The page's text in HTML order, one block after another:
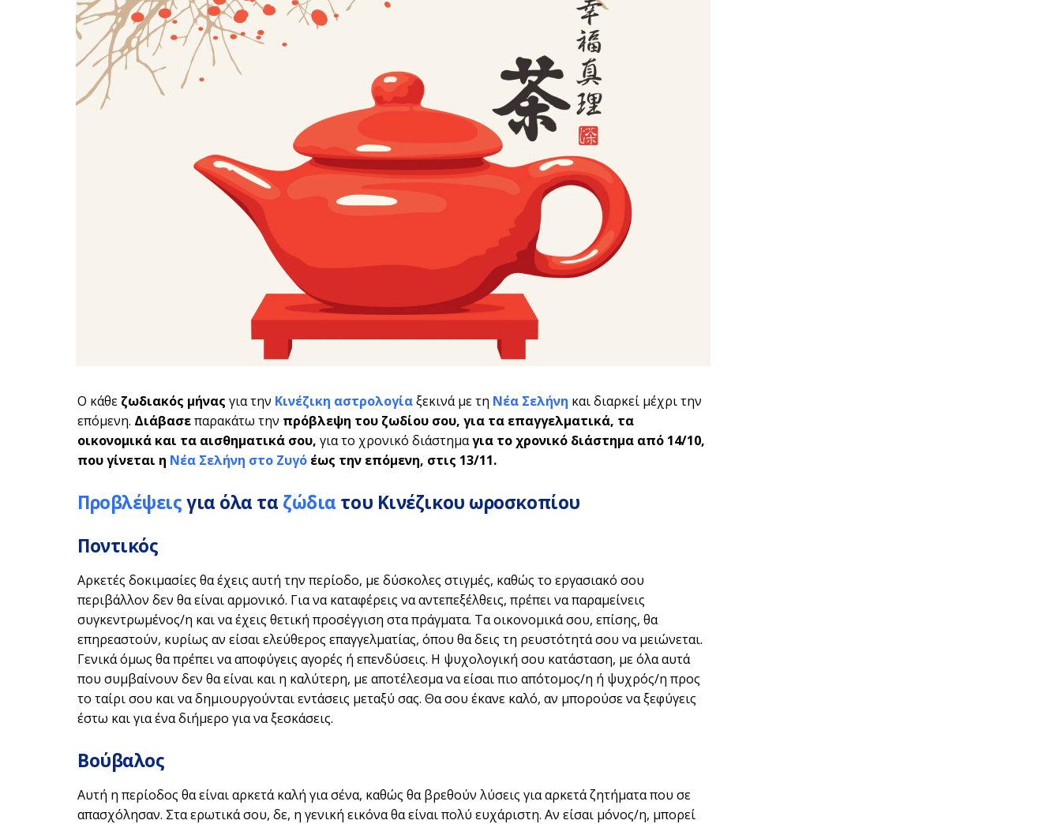
Ο κάθε ζωδιακός μήνας για την Κινέζικη αστρολογίαξεκινά με τη Νέα Σελήνη και διαρκεί μέχρι την
επόμενη. Διάβασεπαρακάτω την πρόβλεψη του ζωδίου σου, για τα επαγγελματικά, τα
οικονομικά και τα αισθηματικά σου, για το χρονικό διάστημαγια το χρονικό διάστημα από 14/10,
που γίνεται η Νέα Σελήνη στο Ζυγό έως την επόμενη, στις 13/11.
Προβλέψειςγια όλα τα ζώδια του Κινέζικου ωροσκοπίου
Ποντικός
Αρκετές δοκιμασίες θα έχεις αυτή την περίοδο, με δύσκολες στιγμές, καθώς το εργασιακό σου
περιβάλλον δεν θα είναι αρμονικό. Για να καταφέρεις να αντεπεξέλθεις, πρέπει να παραμείνεις
συγκεντρωμένος/η και να έχεις θετική προσέγγιση στα πράγματα. Τα οικονομικά σου, επίσης, θα
επηρεαστούν, κυρίως αν είσαι ελεύθερος επαγγελματίας, όπου θα δεις τη ρευστότητά σου να μειώνεται.
Γενικά όμως θα πρέπει να αποφύγεις αγορές ή επενδύσεις. Η ψυχολογική σου κατάσταση, με όλα αυτά
που συμβαίνουν δεν θα είναι και η καλύτερη, με αποτέλεσμα να είσαι πιο απότομος/η ή ψυχρός/η προς
το ταίρι σου και να δημιουργούνται εντάσεις μεταξύ σας. Θα σου έκανε καλό, αν μπορούσε να ξεφύγεις
έστω και για ένα διήμερο για να ξεσκάσεις.
Βούβαλος
Αυτή η περίοδος θα είναι αρκετά καλή για σένα, καθώς θα βρεθούν λύσεις για αρκετά ζητήματα που σε
απασχόλησαν. Στα ερωτικά σου, δε, η γενική εικόνα θα είναι πολύ ευχάριστη. Αν είσαι μόνος/η, μπορεί